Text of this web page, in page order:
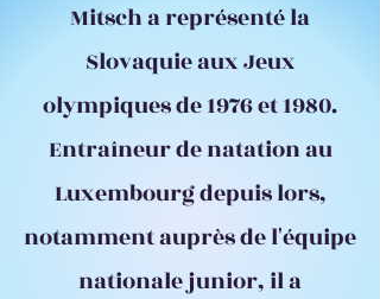
Mitsch a représenté la
Slovaquie aux Jeux
olympiques de 1976 et 1980.
Entraîneur de natation au
Luxembourg depuis lors,
notamment auprès de l'équipe
nationale junior, il a